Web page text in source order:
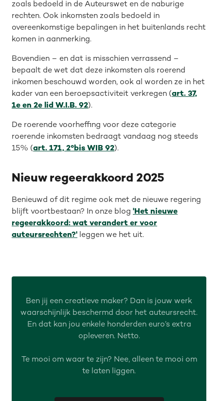
zoals bedoeld in de Auteurswet en de naburige
rechten. Ook inkomsten zoals bedoeld in
overeenkomstige bepalingen in het buitenlands recht
komen in aanmerking.
Bovendien – en dat is misschien verrassend –
bepaalt de wet dat deze inkomsten als roerend
inkomen beschouwd worden, ook al worden ze in het
kader van een beroepsactiviteit verkregen (art. 37,
1e en 2e lid W.I.B. 92).
De roerende voorheffing voor deze categorie
roerende inkomsten bedraagt vandaag nog steeds
15% (art. 171, 2°bis WIB 92).
Nieuw regeerakkoord 2025
Benieuwd of dit regime ook met de nieuwe regering
blijft voortbestaan? In onze blog 'Het nieuwe
regeerakkoord: wat verandert er voor
auteursrechten?' leggen we het uit.
Ben jij een creatieve maker? Dan is jouw werk
waarschijnlijk beschermd door het auteursrecht.
En dat kan jou enkele honderden euro’s extra
opleveren. Netto.
Te mooi om waar te zijn? Nee, alleen te mooi om
te laten liggen.